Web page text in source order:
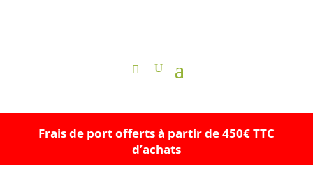
Frais de port offerts à partir de 450€ TTC
d’achats